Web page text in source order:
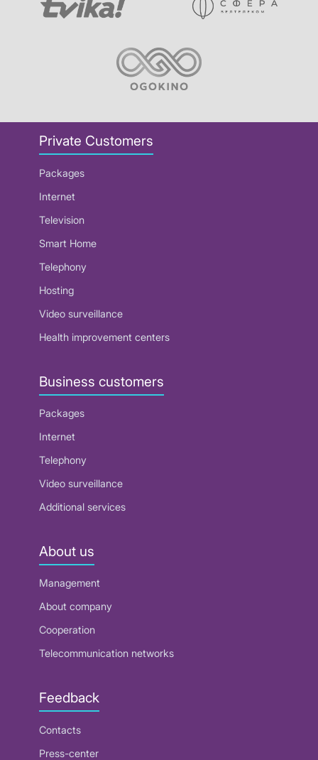
Private Customers
Packages
Internet
Television
Smart Home
Telephony
Hosting
Video surveillance
Health improvement centers
Business customers
Packages
Internet
Telephony
Video surveillance
Additional services
About us
Management
About company
Cooperation
Telecommunication networks
Feedback
Contacts
Press-center